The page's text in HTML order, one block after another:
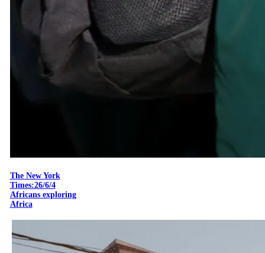
The New York
Times:26/6/4
Africans exploring
Africa